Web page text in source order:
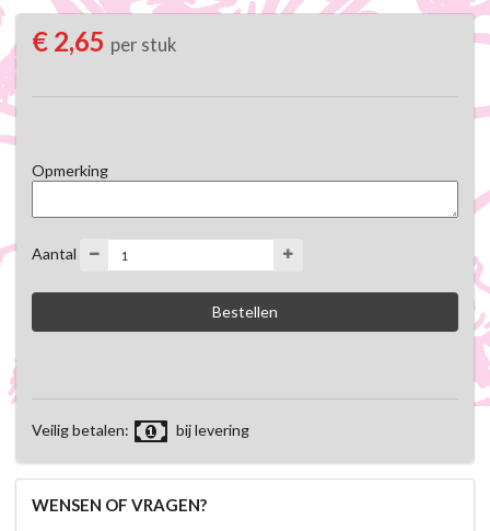
€ 2,65 per stuk
Opmerking
Aantal
Veilig betalen: bij levering
WENSEN OF VRAGEN?